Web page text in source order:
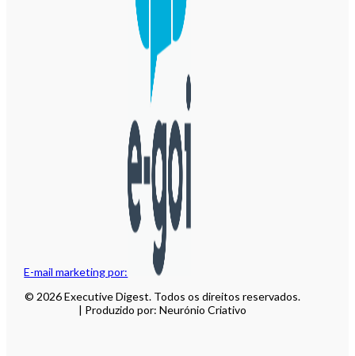
E-mail marketing por:
© 2026 Executive Digest. Todos os direitos reservados.
| Produzido por: Neurónio Criativo